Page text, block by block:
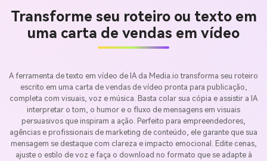
Transforme seu roteiro ou texto em
uma carta de vendas em vídeo
A ferramenta de texto em vídeo de IA da Media.io transforma seu roteiro
escrito em uma carta de vendas de vídeo pronta para publicação,
completa com visuais, voz e música. Basta colar sua cópia e assistir a IA
interpretar o tom, o humor e o fluxo de mensagens em visuais
persuasivos que inspiram a ação. Perfeito para empreendedores,
agências e profissionais de marketing de conteúdo, ele garante que sua
mensagem se destaque com clareza e impacto emocional. Edite cenas,
ajuste o estilo de voz e faça o download no formato que se adapte à